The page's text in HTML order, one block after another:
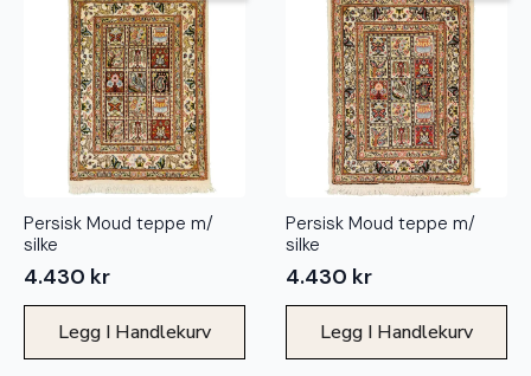
Persisk Moud teppe m/
silke
4.430 kr
Legg I Handlekurv
Persisk Moud teppe m/
silke
4.430 kr
Legg I Handlekurv